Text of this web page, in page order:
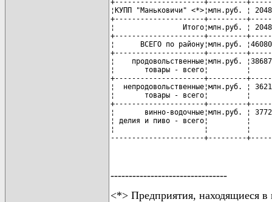
--------------------------------
<*> Предприятия, находящиеся